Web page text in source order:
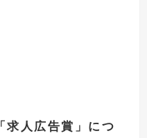
求人 広告賞」につ